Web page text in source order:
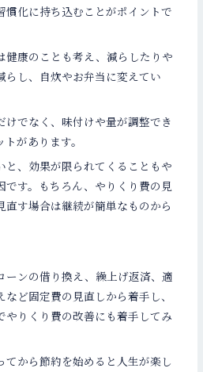
慣化に持ち込むことがポイントで
康のことも考え、減らしたりや
らし、自炊やお弁当に変えてい
でなく、味付けや量が調整でき
があります。
、効果が限られてくることもや
です。もちろん、やりくり費の見
直す場合は継続が簡単なものから
ンの借り換え、繰上げ返済、適
ど固定費の見直しから着手し、
やりくり費の改善にも着手してみ
から節約を始めると人生が楽し